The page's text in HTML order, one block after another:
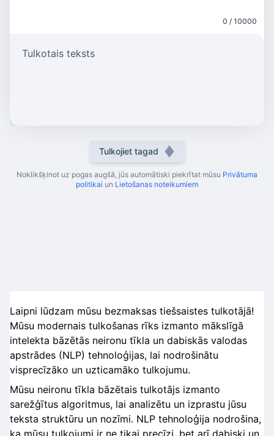
0 / 10000
Tulkotais teksts
Tulkojiet tagad
Noklikšķinot uz pogas augšā, jūs automātiski piekrītat mūsu Privātuma
politikai un Lietošanas noteikumiem
Laipni lūdzam mūsu bezmaksas tiešsaistes tulkotājā!
Mūsu modernais tulkošanas rīks izmanto mākslīgā
intelekta bāzētās neironu tīkla un dabiskās valodas
apstrādes (NLP) tehnoloģijas, lai nodrošinātu
visprecīzāko un uzticamāko tulkojumu.
Mūsu neironu tīkla bāzētais tulkotājs izmanto
sarežģītus algoritmus, lai analizētu un izprastu jūsu
teksta struktūru un nozīmi. NLP tehnoloģija nodrošina,